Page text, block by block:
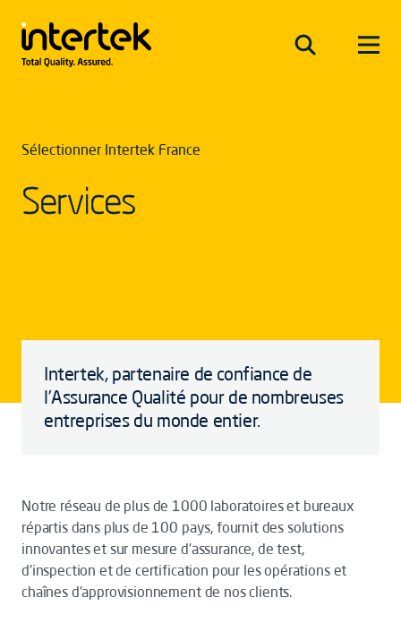
Sélectionner Intertek France
Services
Intertek, partenaire de confiance de
l’Assurance Qualité pour de nombreuses
entreprises du monde entier.
Notre réseau de plus de 1000 laboratoires et bureaux
répartis dans plus de 100 pays, fournit des solutions
innovantes et sur mesure d'assurance, de test,
d'inspection et de certification pour les opérations et
chaînes d'approvisionnement de nos clients.